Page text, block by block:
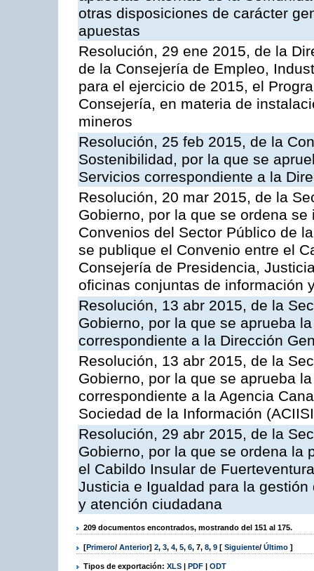
otras disposiciones de carácter
apuestas
Resolución, 29 ene 2015, de la
de la Consejería de Empleo,
para el ejercicio de 2015, el
Consejería, en materia de
mineros
Resolución, 25 feb 2015, de la
Sostenibilidad, por la que se
Servicios correspondiente a la
Resolución, 20 mar 2015, de la
Gobierno, por la que se ordena
Convenios del Sector Público de
se publique el Convenio entre el
Consejería de Presidencia,
oficinas conjuntas de información
Resolución, 13 abr 2015, de la
Gobierno, por la que se aprueba
correspondiente a la Dirección
Resolución, 13 abr 2015, de la
Gobierno, por la que se aprueba
correspondiente a la Agencia
Sociedad de la Información
Resolución, 29 abr 2015, de la
Gobierno, por la que se ordena la
el Cabildo Insular de
Justicia e Igualdad para la
y atención ciudadana
209 documentos encontrados, mostrando del 151 al 175.
[Primero/ Anterior] 2, 3, 4, 5, 6, 7, 8, 9 [ Siguiente/ Último ]
Tipos de exportación: XLS | PDF | ODT